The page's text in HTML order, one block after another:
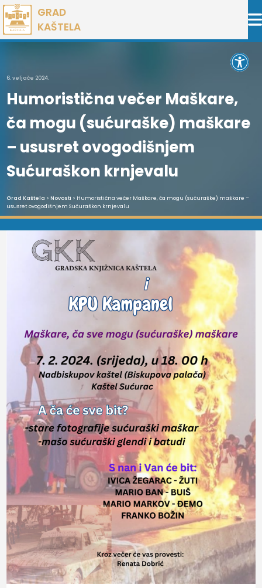
Preskoči
na
sadržaj
GRAD
KAŠTELA
6. veljače 2024.
Humoristična večer Maškare,
ča mogu (sućuraške) maškare
– ususret ovogodišnjem
Sućuraškon krnjevalu
Grad Kaštela > Novosti > Humoristična večer Maškare, ča mogu (sućuraške) maškare –
ususret ovogodišnjem Sućuraškon krnjevalu